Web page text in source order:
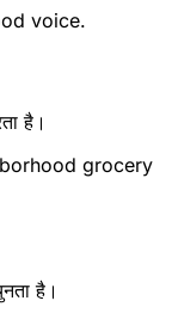
voice.
है।
grocery
है।